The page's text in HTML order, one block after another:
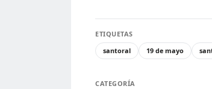
ETIQUETAS
santoral
19 de mayo
CATEGORÍA